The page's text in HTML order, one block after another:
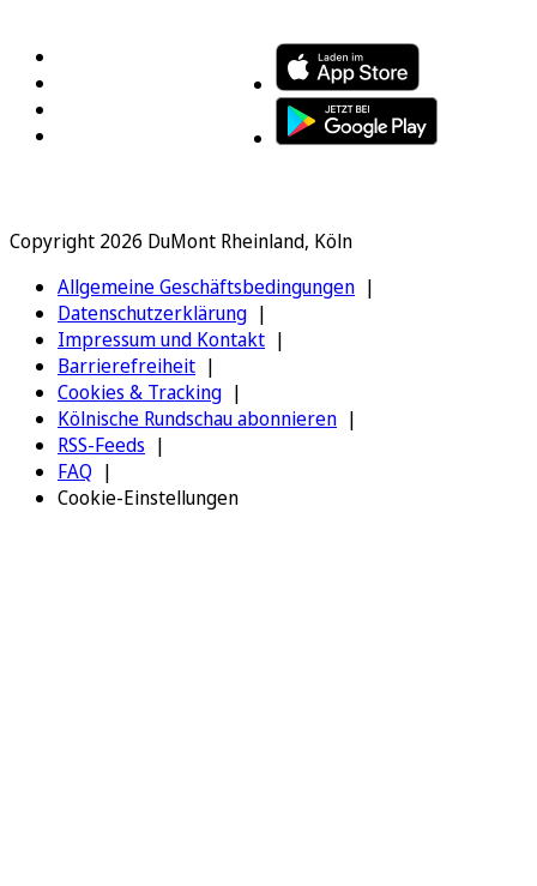
Copyright 2026 DuMont Rheinland, Köln
Allgemeine Geschäftsbedingungen
Datenschutzerklärung
Impressum und Kontakt
Barrierefreiheit
Cookies & Tracking
Kölnische Rundschau abonnieren
RSS-Feeds
FAQ
Cookie-Einstellungen